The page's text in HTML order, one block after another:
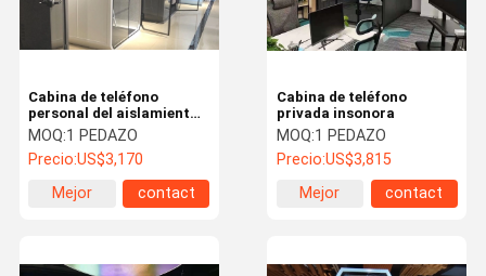
Cabina de teléfono
privada insonora
MOQ:1 PEDAZO
Precio:US$3,815
Mejor
contact
Cabina de teléfono
personal del aislamiento
sano
MOQ:1 PEDAZO
Precio:US$3,170
Mejor
contact